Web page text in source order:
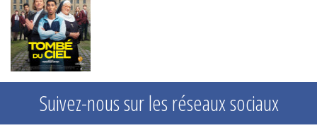
Suivez-nous sur les réseaux sociaux